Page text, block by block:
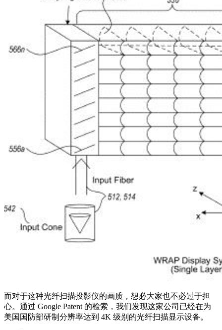
而对于这种光纤扫描投影仪的画质，想必大家也不必过于担
心。通过 Google Patent 的检索，我们发现这家公司已经在为
美国国防部研制分辨率达到 4K 级别的光纤扫描显示设备。